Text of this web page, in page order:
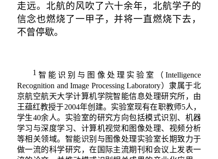
走远。北航的风吹了六十余年，北航学子的
信念也燃烧了一甲子，并将一直燃烧下去，
不曾停歇。
1 智能识别与图像处理实验室（ Intelligence
Recognition and Image Processing Laboratory）隶属于北
京航空航天大学计算机学院智能信息处理研究所，由
王蕴红教授于2004年创建。实验室现有在职教师5人，
学生40余人。实验室的研究方向包括模式识别、机器
学习与深度学习、计算机视觉和图像处理、视频分析
等相关领域。智能识别与图像处理实验室长期致力于
做一流的科学研究，在国际主流期刊和会议上发表一